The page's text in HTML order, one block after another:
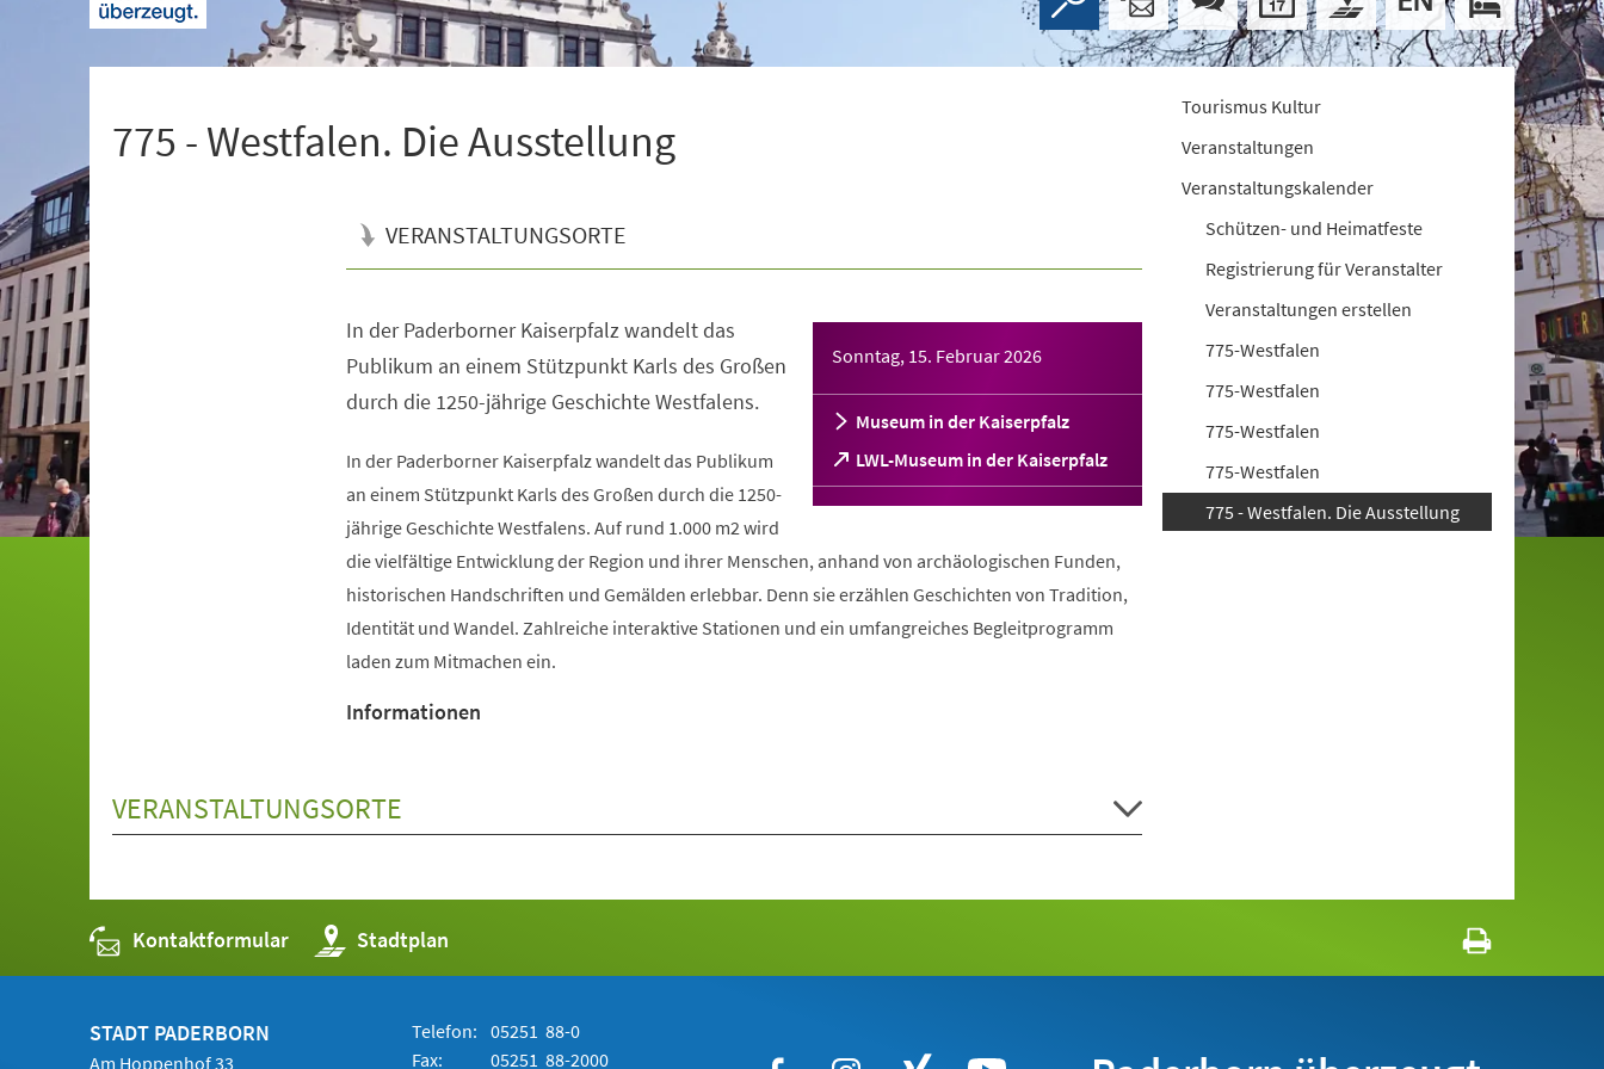
775 - Westfalen. Die Ausstellung
VERANSTALTUNGSORTE
Sonntag, 15. Februar 2026
Museum in der Kaiserpfalz
LWL-Museum in der Kaiserpfalz
(Öffnet
in
einem
Tab)
In der Paderborner Kaiserpfalz wandelt das
Publikum an einem Stützpunkt Karls des Großen
durch die 1250-jährige Geschichte Westfalens.
In der Paderborner Kaiserpfalz wandelt das Publikum
an einem Stützpunkt Karls des Großen durch die 1250-
jährige Geschichte Westfalens. Auf rund 1.000 m2 wird
die vielfältige Entwicklung der Region und ihrer Menschen, anhand von archäologischen Funden,
historischen Handschriften und Gemälden erlebbar. Denn sie erzählen Geschichten von Tradition,
Identität und Wandel. Zahlreiche interaktive Stationen und ein umfangreiches Begleitprogramm
laden zum Mitmachen ein.
Informationen
VERANSTALTUNGSORTE
Tourismus Kultur
Veranstaltungen
Veranstaltungskalender
Schützen- und Heimatfeste
Registrierung für Veranstalter
Veranstaltungen erstellen
775-Westfalen
775-Westfalen
775-Westfalen
775-Westfalen
775 - Westfalen. Die Ausstellung
Kontaktformular Stadtplan
(Öffnet
in
einem
STADT PADERBORN
Am Hoppenhof 33
Telefon: 05251 88-0
Fax:
05251 88-2000